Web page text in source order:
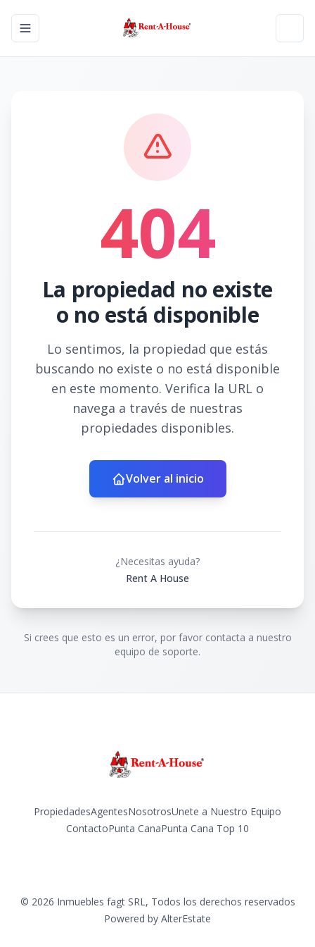
Toggle navigation menu
404
La propiedad no existe
o no está disponible
Lo sentimos, la propiedad que estás
buscando no existe o no está disponible
en este momento. Verifica la URL o
navega a través de nuestras
propiedades disponibles.
Volver al inicio
¿Necesitas ayuda?
Rent A House
Si crees que esto es un error, por favor contacta a nuestro
equipo de soporte.
PropiedadesAgentesNosotrosUnete a Nuestro Equipo
ContactoPunta CanaPunta Cana Top 10
© 2026 Inmuebles fagt SRL, Todos los derechos reservados
Powered by AlterEstate